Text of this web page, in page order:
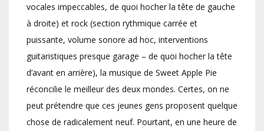
vocales impeccables, de quoi hocher la tête de gauche
à droite) et rock (section rythmique carrée et
puissante, volume sonore ad hoc, interventions
guitaristiques presque garage – de quoi hocher la tête
d’avant en arrière), la musique de Sweet Apple Pie
réconcilie le meilleur des deux mondes. Certes, on ne
peut prétendre que ces jeunes gens proposent quelque
chose de radicalement neuf. Pourtant, en une heure de